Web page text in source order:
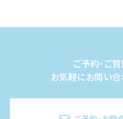
ご予約・ご
お気軽にお問い